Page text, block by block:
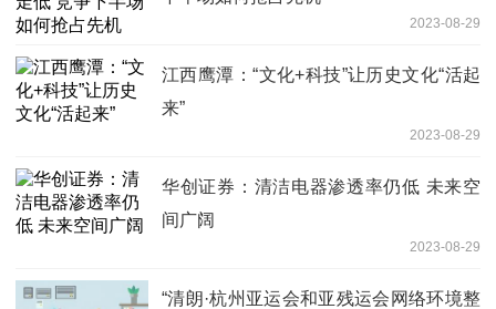
2023-08-29
江西鹰潭：“文化+科技”让历史文化“活起
来”
2023-08-29
华创证券：清洁电器渗透率仍低 未来空
间广阔
2023-08-29
“清朗·杭州亚运会和亚残运会网络环境整